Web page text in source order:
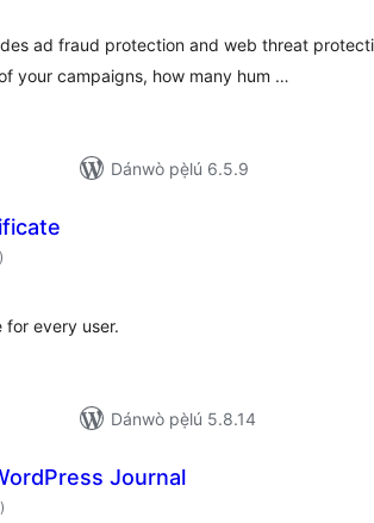
ad fraud protection and web threat
your campaigns, how many hum …
Dánwò pẹ̀lú 6.5.9
àpapọ̀
)
every user.
Dánwò pẹ̀lú 5.8.14
Journal
àpapọ̀
àwọn
)